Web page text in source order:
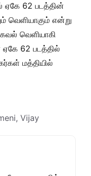
62 படத்தின்
வெளியாகும் என்று
வெளியாகி
ஏகே 62 படத்தில்
மத்தியில்
, Vijay